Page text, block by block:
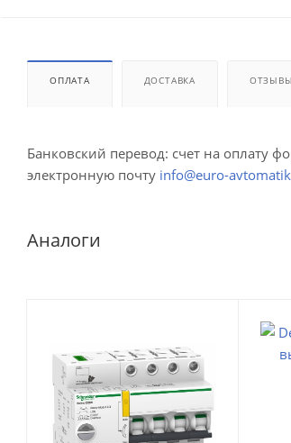
ОПЛАТА ДОСТАВКА ОТЗЫВЫ
Банковский перевод: счет на оплату
электронную почту info@euro-
Аналоги